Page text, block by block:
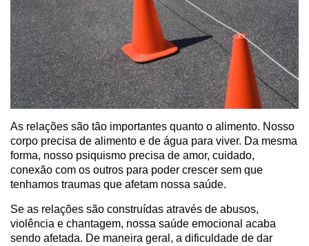
As relações são tão importantes quanto o alimento. Nosso
corpo precisa de alimento e de água para viver. Da mesma
forma, nosso psiquismo precisa de amor, cuidado,
conexão com os outros para poder crescer sem que
tenhamos traumas que afetam nossa saúde.
Se as relações são construídas através de abusos,
violência e chantagem, nossa saúde emocional acaba
sendo afetada. De maneira geral, a dificuldade de dar